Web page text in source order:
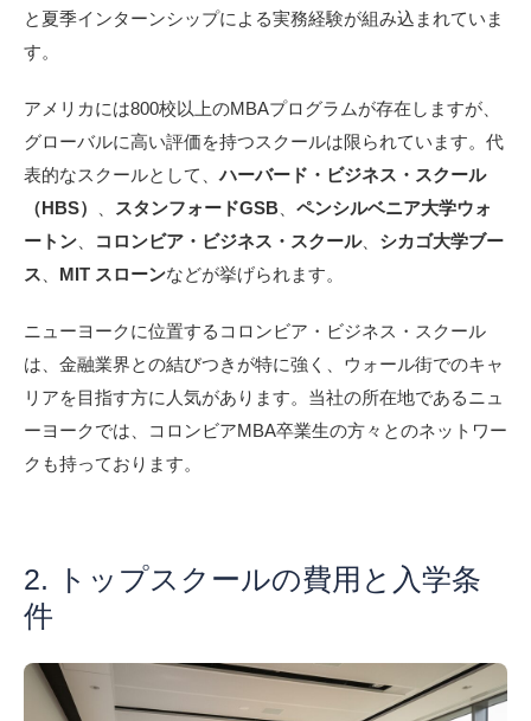
と夏季インターンシップによる実務経験が組み込まれていま
す。
アメリカには800校以上のMBAプログラムが存在しますが、
グローバルに高い評価を持つスクールは限られています。代
表的なスクールとして、ハーバード・ビジネス・スクール
（HBS）
スタンフォードGSB
ペンシルベニア大学ウォ
ートン
コロンビア・ビジネス・スクール、 シカゴ大学ブー
ス
MIT スローンなどが挙げられます。
ニューヨークに位置するコロンビア・ビジネス・スクール
は、金融業界との結びつきが特に強く、ウォール街でのキャ
リアを目指す方に人気があります。当社の所在地であるニュ
ーヨークでは、コロンビアMBA卒業生の方々とのネットワー
クも持っております。
2. トップスクールの費用と入学条
件